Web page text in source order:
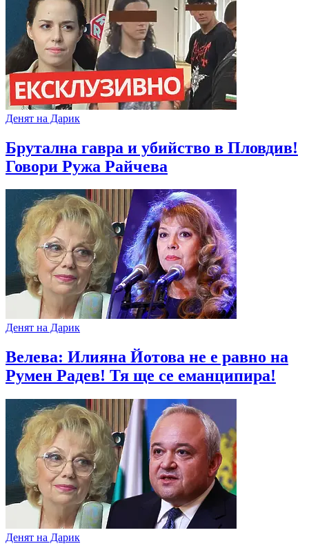
Денят на Дарик
Брутална гавра и убийство в Пловдив!
Говори Ружа Райчева
Денят на Дарик
Велева: Илияна Йотова не е равно на
Румен Радев! Тя ще се еманципира!
Денят на Дарик